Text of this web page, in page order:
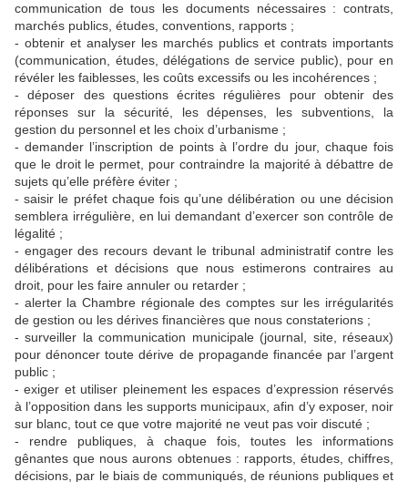
communication de tous les documents nécessaires : contrats,
marchés publics, études, conventions, rapports ;
- obtenir et analyser les marchés publics et contrats importants
(communication, études, délégations de service public), pour en
révéler les faiblesses, les coûts excessifs ou les incohérences ;
- déposer des questions écrites régulières pour obtenir des
réponses sur la sécurité, les dépenses, les subventions, la
gestion du personnel et les choix d’urbanisme ;
- demander l’inscription de points à l’ordre du jour, chaque fois
que le droit le permet, pour contraindre la majorité à débattre de
sujets qu’elle préfère éviter ;
- saisir le préfet chaque fois qu’une délibération ou une décision
semblera irrégulière, en lui demandant d’exercer son contrôle de
légalité ;
- engager des recours devant le tribunal administratif contre les
délibérations et décisions que nous estimerons contraires au
droit, pour les faire annuler ou retarder ;
- alerter la Chambre régionale des comptes sur les irrégularités
de gestion ou les dérives financières que nous constaterions ;
- surveiller la communication municipale (journal, site, réseaux)
pour dénoncer toute dérive de propagande financée par l’argent
public ;
- exiger et utiliser pleinement les espaces d’expression réservés
à l’opposition dans les supports municipaux, afin d’y exposer, noir
sur blanc, tout ce que votre majorité ne veut pas voir discuté ;
- rendre publiques, à chaque fois, toutes les informations
gênantes que nous aurons obtenues : rapports, études, chiffres,
décisions, par le biais de communiqués, de réunions publiques et